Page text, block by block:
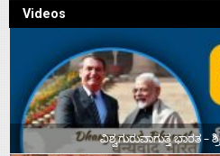
Videos
ವಿಶ್ವಗುರುವಾಗುತ್ತ ಭಾರತ –